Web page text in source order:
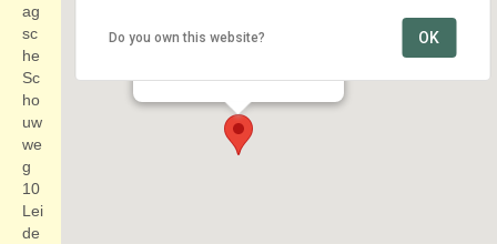
Event Centre Holiday Inn
Do you own this website? OK
ag
sc
he
Sc
ho
uw
we
g
10
Lei
de